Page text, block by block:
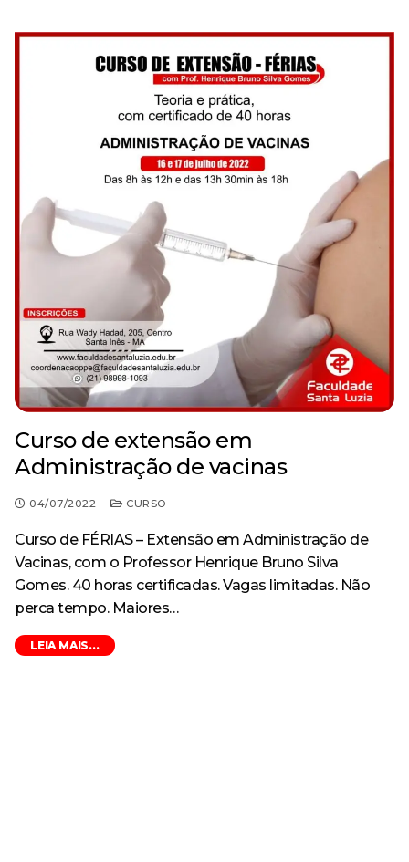
Curso de extensão em
Administração de vacinas
04/07/2022 CURSO
Curso de FÉRIAS – Extensão em Administração de
Vacinas, com o Professor Henrique Bruno Silva
Gomes. 40 horas certificadas. Vagas limitadas. Não
perca tempo. Maiores…
LEIA MAIS...